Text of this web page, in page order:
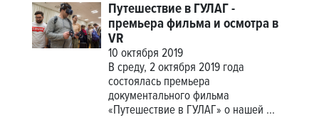
Путешествие в ГУЛАГ -
премьера фильма и осмотра в
VR
10 октября 2019
В среду, 2 октября 2019 года
состоялась премьера
документального фильма
«Путешествие в ГУЛАГ» о нашей ...